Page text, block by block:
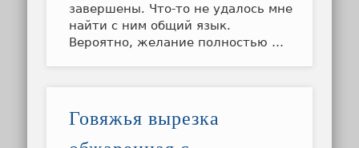
завершены. Что-то не удалось мне
найти с ним общий язык.
Вероятно, желание полностью …
Говяжья вырезка